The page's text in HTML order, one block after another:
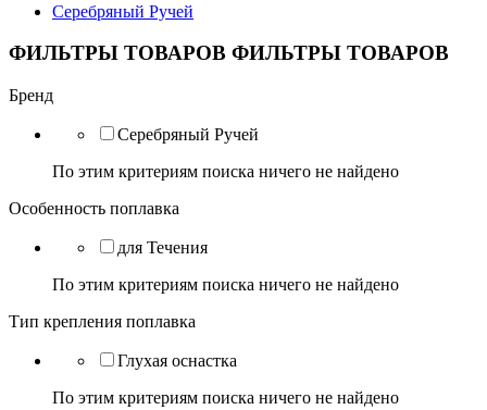
Серебряный Ручей
ФИЛЬТРЫ ТОВАРОВ ФИЛЬТРЫ ТОВАРОВ
Бренд
Серебряный Ручей
По этим критериям поиска ничего не найдено
Особенность поплавка
для Течения
По этим критериям поиска ничего не найдено
Тип крепления поплавка
Глухая оснастка
По этим критериям поиска ничего не найдено